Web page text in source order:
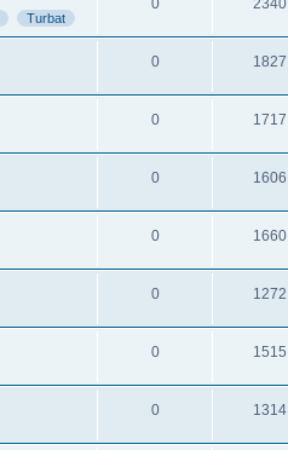
Turbat
0 1827
0 1717
0 1606
0 1660
0 1272
0 1515
0 1314